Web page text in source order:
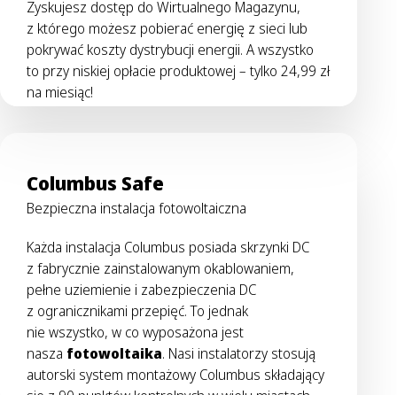
Zyskujesz dostęp do Wirtualnego Magazynu,
z którego możesz pobierać energię z sieci lub
pokrywać koszty dystrybucji energii. A wszystko
to przy niskiej opłacie produktowej – tylko 24,99 zł
na miesiąc!
Columbus Safe
Bezpieczna instalacja fotowoltaiczna
Każda instalacja Columbus posiada skrzynki DC
z fabrycznie zainstalowanym okablowaniem,
pełne uziemienie i zabezpieczenia DC
z ogranicznikami przepięć. To jednak
nie wszystko, w co wyposażona jest
nasza fotowoltaika. Nasi instalatorzy stosują
autorski system montażowy Columbus składający